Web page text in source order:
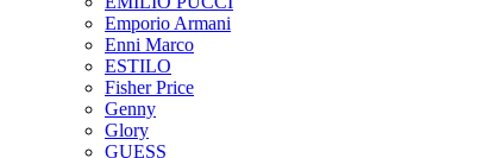
Emporio Armani
Enni Marco
ESTILO
Fisher Price
Genny
Glory
GUESS